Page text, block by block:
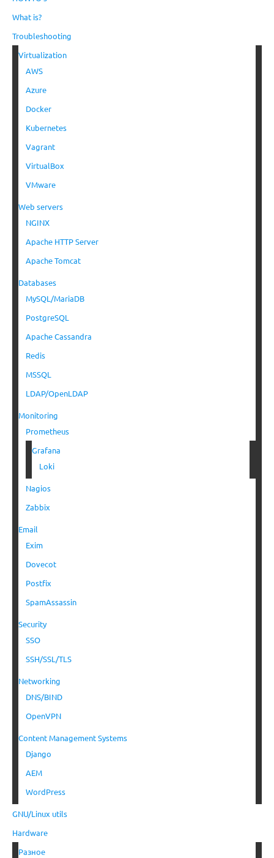
What is?
Troubleshooting
Virtualization
AWS
Azure
Docker
Kubernetes
Vagrant
VirtualBox
VMware
Web servers
NGINX
Apache HTTP Server
Apache Tomcat
Databases
MySQL/MariaDB
PostgreSQL
Apache Cassandra
Redis
MSSQL
LDAP/OpenLDAP
Monitoring
Prometheus
Grafana
Loki
Nagios
Zabbix
Email
Exim
Dovecot
Postfix
SpamAssassin
Security
SSO
SSH/SSL/TLS
Networking
DNS/BIND
OpenVPN
Content Management Systems
Django
AEM
WordPress
GNU/Linux utils
Hardware
Разное